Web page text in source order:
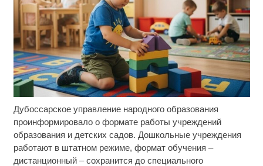
Дубоссарское управление народного образования
проинформировало о формате работы учреждений
образования и детских садов. Дошкольные учреждения
работают в штатном режиме, формат обучения –
дистанционный – сохранится до специального
Ролик длится несколько секунд, а смеяться вы
будете долго
Ржу не переставая, это видео пересмотришь не
раз